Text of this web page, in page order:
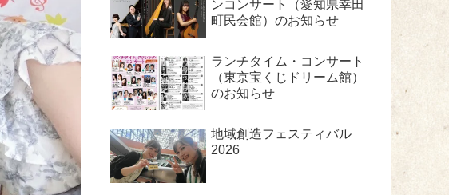
ンコンサート（愛知県幸田
町民会館）のお知らせ
ランチタイム・コンサート
（東京宝くじドリーム館）
のお知らせ
地域創造フェスティバル
2026